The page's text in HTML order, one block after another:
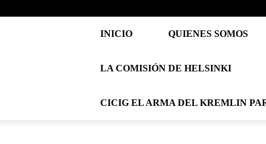
INICIO QUIENES SOMOS
LA COMISIÓN DE HELSINKI
CICIG EL ARMA DEL KREMLIN